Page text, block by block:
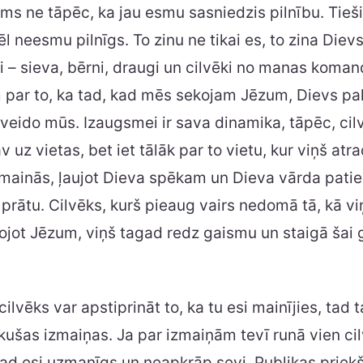
ne tāpēc, ka jau esmu sasniedzis pilnību.
neesmu pilnīgs. To zinu ne tikai es, to zina
– sieva, bērni, draugi un cilvēki no manas
to, ka tad, kad mēs sekojam Jēzum, Dievs
mūs. Izaugsmei ir sava dinamika, tāpēc,
uz vietas, bet iet tālāk par to vietu, kur viņš
ļaujot Dieva spēkam un Dieva vārda
Cilvēks, kurš pieaug vairs nedomā tā, kā
Jēzum, viņš tagad redz gaismu un staigā šai
var apstiprināt to, ka tu esi mainījies, tad
izmaiņas. Ja par izmaiņām tevī runā vien